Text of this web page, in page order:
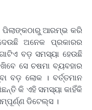
ପିଲାଙ୍କଠାରୁ ଆରମ୍ଭ କରି
ଅନେକ ପ୍ରକାରର
ବଡ଼ ସମସ୍ୟା ହେଉଛି
ସେ ଚଷମା ବ୍ୟବହାର
ବଡ଼ ଲୋକ । ବର୍ତ୍ତମାନ
କି ଏହି ସମସ୍ୟା କାହିଁକି
ଡିଟେଲ୍ସ ।